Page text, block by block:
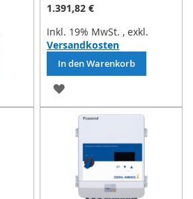
1.391,82 €
Inkl. 19% MwSt. , exkl.
Versandkosten
In den Warenkorb
ZUR
WUNSCHLISTE
HINZUFÜGEN